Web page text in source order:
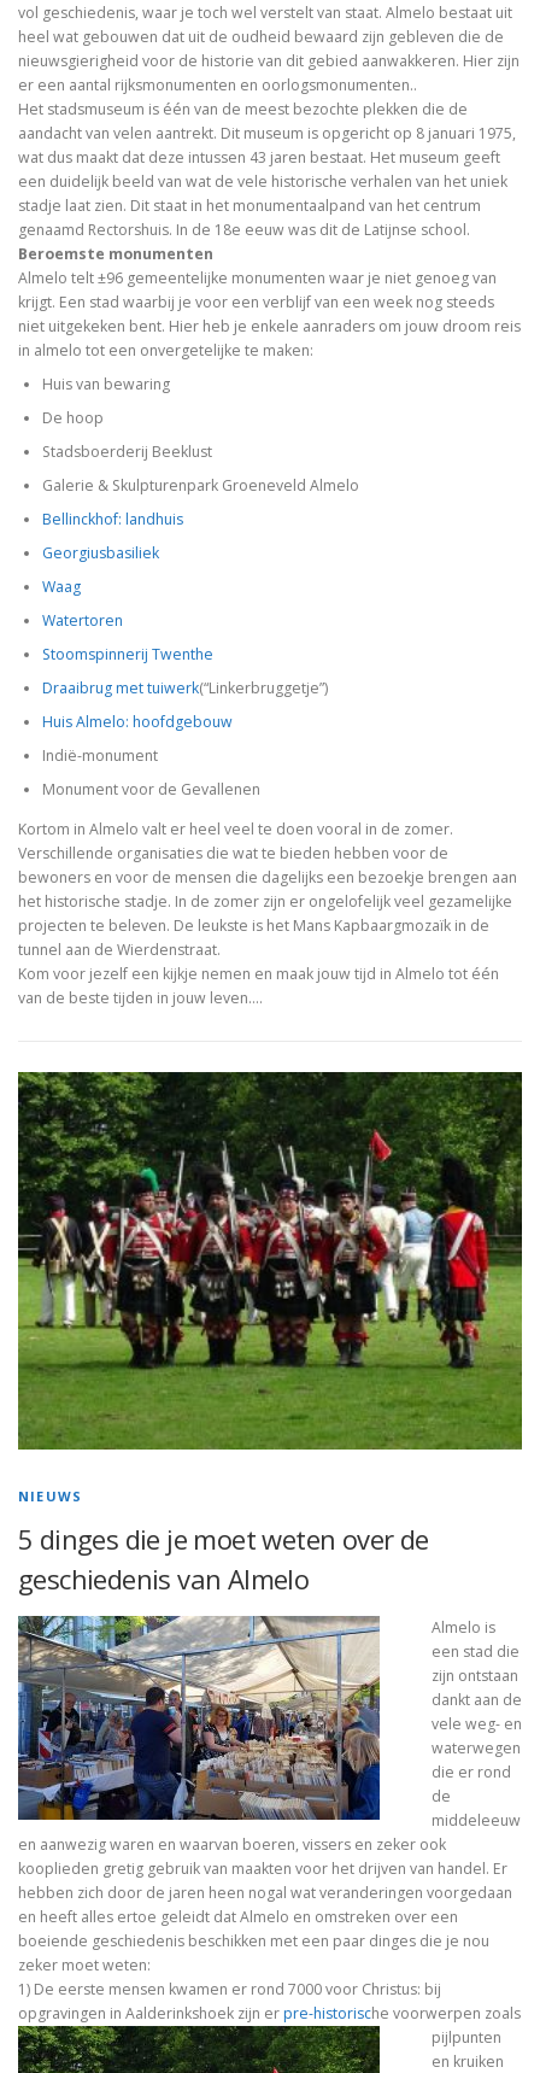
vol geschiedenis, waar je toch wel verstelt van staat. Almelo bestaat uit
heel wat gebouwen dat uit de oudheid bewaard zijn gebleven die de
nieuwsgierigheid voor de historie van dit gebied aanwakkeren. Hier zijn
er een aantal rijksmonumenten en oorlogsmonumenten..
Het stadsmuseum is één van de meest bezochte plekken die de
aandacht van velen aantrekt. Dit museum is opgericht op 8 januari 1975,
wat dus maakt dat deze intussen 43 jaren bestaat. Het museum geeft
een duidelijk beeld van wat de vele historische verhalen van het uniek
stadje laat zien. Dit staat in het monumentaalpand van het centrum
genaamd Rectorshuis. In de 18e eeuw was dit de Latijnse school.
Beroemste monumenten
Almelo telt ±96 gemeentelijke monumenten waar je niet genoeg van
krijgt. Een stad waarbij je voor een verblijf van een week nog steeds
niet uitgekeken bent. Hier heb je enkele aanraders om jouw droom reis
in almelo tot een onvergetelijke te maken:
Huis van bewaring
De hoop
Stadsboerderij Beeklust
Galerie & Skulpturenpark Groeneveld Almelo
Bellinckhof: landhuis
Georgiusbasiliek
Waag
Watertoren
Stoomspinnerij Twenthe
Draaibrug met tuiwerk(“Linkerbruggetje”)
Huis Almelo: hoofdgebouw
Indië-monument
Monument voor de Gevallenen
Kortom in Almelo valt er heel veel te doen vooral in de zomer.
Verschillende organisaties die wat te bieden hebben voor de
bewoners en voor de mensen die dagelijks een bezoekje brengen aan
het historische stadje. In de zomer zijn er ongelofelijk veel gezamelijke
projecten te beleven. De leukste is het Mans Kapbaargmozaïk in de
tunnel aan de Wierdenstraat.
Kom voor jezelf een kijkje nemen en maak jouw tijd in Almelo tot één
van de beste tijden in jouw leven.…
NIEUWS
5 dinges die je moet weten over de
geschiedenis van Almelo
Almelo is
een stad die
zijn ontstaan
dankt aan de
vele weg- en
waterwegen
die er rond
de
middeleeuw
en aanwezig waren en waarvan boeren, vissers en zeker ook
kooplieden gretig gebruik van maakten voor het drijven van handel. Er
hebben zich door de jaren heen nogal wat veranderingen voorgedaan
en heeft alles ertoe geleidt dat Almelo en omstreken over een
boeiende geschiedenis beschikken met een paar dinges die je nou
zeker moet weten:
1) De eerste mensen kwamen er rond 7000 voor Christus: bij
opgravingen in Aalderinkshoek zijn erpre-historische voorwerpen zoals
pijlpunten
en kruiken